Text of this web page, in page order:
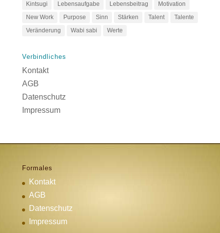
Kintsugi
Lebensaufgabe Lebensbeitrag
Motivation
New Work
Purpose Sinn Stärken Talent
Talente
Veränderung
Wabi sabi Werte
Verbindliches
Kontakt
AGB
Datenschutz
Impressum
Formales
Kontakt
AGB
Datenschutz
Impressum